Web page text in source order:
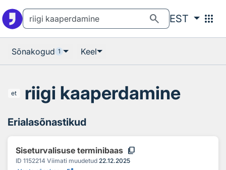
search EST apps
Sõnakogud 1 Keel
et riigi kaaperdamine
Erialasõnastikud
Siseturvalisuse terminibaas content_copy
ID 1152214 Viimati muudetud 22.12.2025